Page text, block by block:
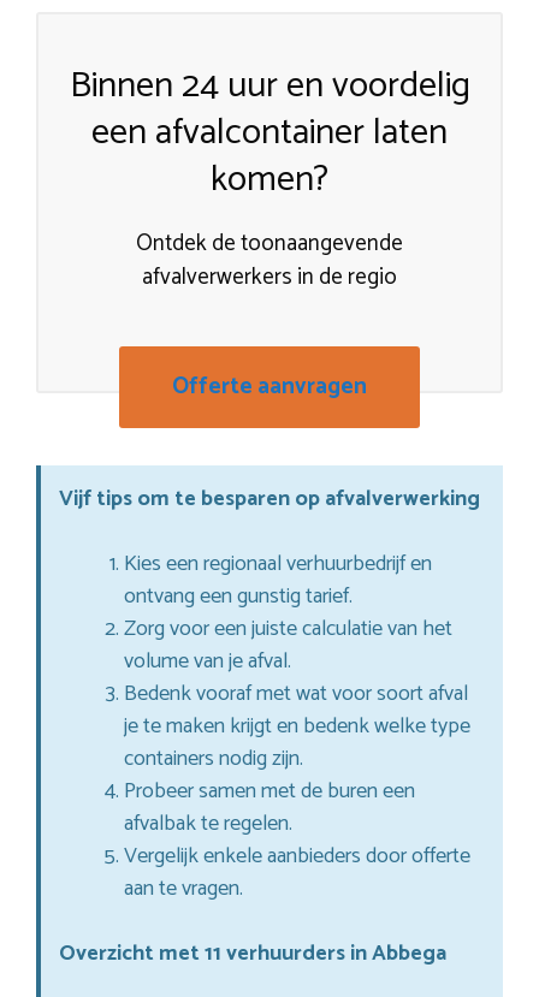
Binnen 24 uur en voordelig
een afvalcontainer laten
komen?
Ontdek de toonaangevende
afvalverwerkers in de regio
Offerte aanvragen
Vijf tips om te besparen op afvalverwerking
Kies een regionaal verhuurbedrijf en
ontvang een gunstig tarief.
Zorg voor een juiste calculatie van het
volume van je afval.
Bedenk vooraf met wat voor soort afval
je te maken krijgt en bedenk welke type
containers nodig zijn.
Probeer samen met de buren een
afvalbak te regelen.
Vergelijk enkele aanbieders door offerte
aan te vragen.
Overzicht met 11 verhuurders in Abbega